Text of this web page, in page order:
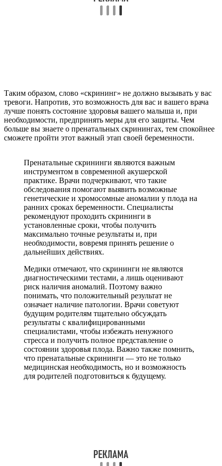
Таким образом, слово «скрининг» не должно вызывать у вас
тревоги. Напротив, это возможность для вас и вашего врача
лучше понять состояние здоровья вашего малыша и, при
необходимости, предпринять меры для его защиты. Чем
больше вы знаете о пренатальных скринингах, тем спокойнее
сможете пройти этот важный этап своей беременности.
Пренатальные скрининги являются важным
инструментом в современной акушерской
практике. Врачи подчеркивают, что такие
обследования помогают выявить возможные
генетические и хромосомные аномалии у плода на
ранних сроках беременности. Специалисты
рекомендуют проходить скрининги в
установленные сроки, чтобы получить
максимально точные результаты и, при
необходимости, вовремя принять решение о
дальнейших действиях.
Медики отмечают, что скрининги не являются
диагностическими тестами, а лишь оценивают
риск наличия аномалий. Поэтому важно
понимать, что положительный результат не
означает наличие патологии. Врачи советуют
будущим родителям тщательно обсуждать
результаты с квалифицированными
специалистами, чтобы избежать ненужного
стресса и получить полное представление о
состоянии здоровья плода. Важно также помнить,
что пренатальные скрининги — это не только
медицинская необходимость, но и возможность
для родителей подготовиться к будущему.